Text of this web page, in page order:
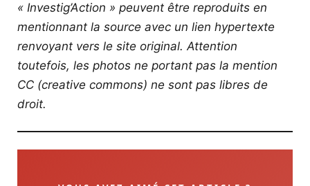
« Investig’Action » peuvent être reproduits en
mentionnant la source avec un lien hypertexte
renvoyant vers le site original. Attention
toutefois, les photos ne portant pas la mention
CC (creative commons) ne sont pas libres de
droit.